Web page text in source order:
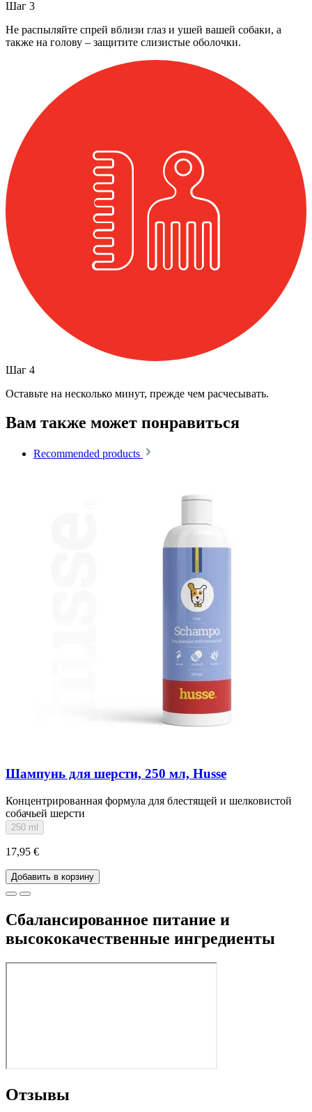
Шаг 3
Не распыляйте спрей вблизи глаз и ушей вашей собаки, а
также на голову – защитите слизистые оболочки.
Шаг 4
Оставьте на несколько минут, прежде чем расчесывать.
Вам также может понравиться
Recommended products
Шампунь для шерсти, 250 мл, Husse
Концентрированная формула для блестящей и шелковистой
собачьей шерсти
250 ml
17,95 €
Добавить в корзину
Сбалансированное питание и
высококачественные ингредиенты
Отзывы